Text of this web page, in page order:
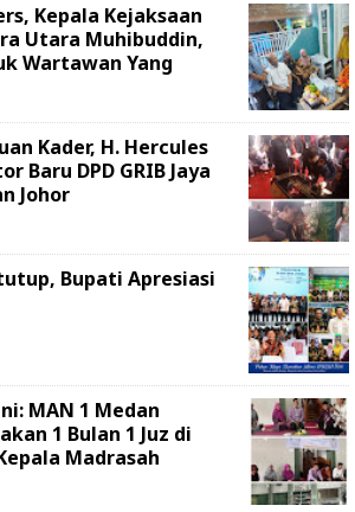
Kepala Kejaksaan
Utara Muhibuddin,
Wartawan Yang
Kader, H. Hercules
Baru DPD GRIB Jaya
Johor
Bupati Apresiasi
MAN 1 Medan
1 Bulan 1 Juz di
Madrasah